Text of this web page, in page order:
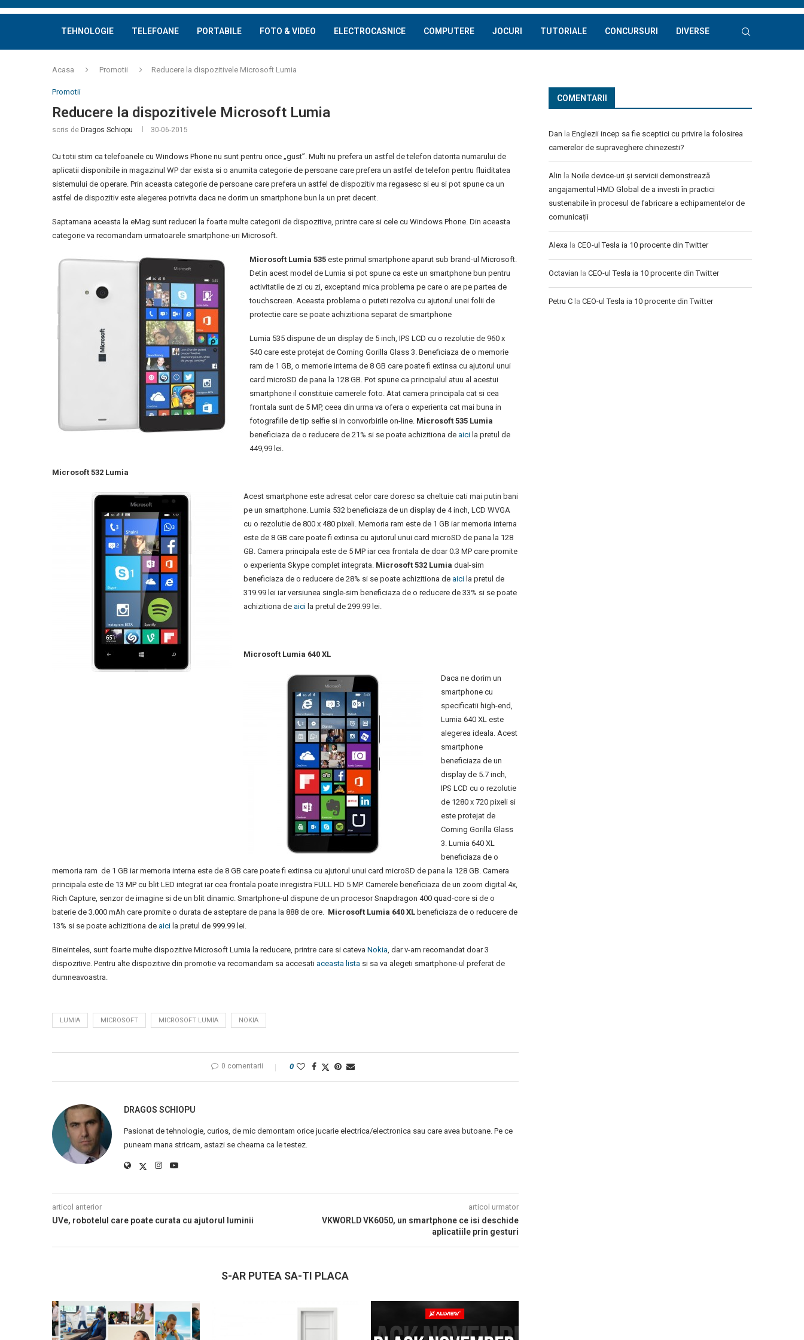
TEHNOLOGIE TELEFOANE PORTABILE FOTO & VIDEO ELECTROCASNICE COMPUTERE JOCURI TUTORIALE CONCURSURI DIVERSE
Acasa Promotii Reducere la dispozitivele Microsoft Lumia
Promotii
Reducere la dispozitivele Microsoft Lumia
scris de Dragos Schiopu 30-06-2015
Cu totii stim ca telefoanele cu Windows Phone nu sunt pentru orice „gust”. Multi nu prefera un astfel de telefon datorita numarului de
aplicatii disponibile in magazinul WP dar exista si o anumita categorie de persoane care prefera un astfel de telefon pentru fluiditatea
sistemului de operare. Prin aceasta categorie de persoane care prefera un astfel de dispozitiv ma regasesc si eu si pot spune ca un
astfel de dispozitiv este alegerea potrivita daca ne dorim un smartphone bun la un pret decent.
Saptamana aceasta la eMag sunt reduceri la foarte multe categorii de dispozitive, printre care si cele cu Windows Phone. Din aceasta
categorie va recomandam urmatoarele smartphone-uri Microsoft.
Microsoft Lumia 535 este primul smartphone aparut sub brand-ul Microsoft.
Detin acest model de Lumia si pot spune ca este un smartphone bun pentru
activitatile de zi cu zi, exceptand mica problema pe care o are pe partea de
touchscreen. Aceasta problema o puteti rezolva cu ajutorul unei folii de
protectie care se poate achizitiona separat de smartphone
Lumia 535 dispune de un display de 5 inch, IPS LCD cu o rezolutie de 960 x
540 care este protejat de Corning Gorilla Glass 3. Beneficiaza de o memorie
ram de 1 GB, o memorie interna de 8 GB care poate fi extinsa cu ajutorul unui
card microSD de pana la 128 GB. Pot spune ca principalul atuu al acestui
smartphone il constituie camerele foto. Atat camera principala cat si cea
frontala sunt de 5 MP, ceea din urma va ofera o experienta cat mai buna in
fotografiile de tip selfie si in convorbirile on-line. Microsoft 535 Lumia
beneficiaza de o reducere de 21% si se poate achizitiona de aici la pretul de
449,99 lei.
Microsoft 532 Lumia
Acest smartphone este adresat celor care doresc sa cheltuie cati mai putin bani
pe un smartphone. Lumia 532 beneficiaza de un display de 4 inch, LCD WVGA
cu o rezolutie de 800 x 480 pixeli. Memoria ram este de 1 GB iar memoria interna
este de 8 GB care poate fi extinsa cu ajutorul unui card microSD de pana la 128
GB. Camera principala este de 5 MP iar cea frontala de doar 0.3 MP care promite
o experienta Skype complet integrata. Microsoft 532 Lumia dual-sim
beneficiaza de o reducere de 28% si se poate achizitiona de aici la pretul de
319.99 lei iar versiunea single-sim beneficiaza de o reducere de 33% si se poate
achizitiona de aici la pretul de 299.99 lei.
Microsoft Lumia 640 XL
Daca ne dorim un
smartphone cu
specificatii high-end,
Lumia 640 XL este
alegerea ideala. Acest
smartphone
beneficiaza de un
display de 5.7 inch,
IPS LCD cu o rezolutie
de 1280 x 720 pixeli si
este protejat de
Corning Gorilla Glass
3. Lumia 640 XL
beneficiaza de o
memoria ram de 1 GB iar memoria interna este de 8 GB care poate fi extinsa cu ajutorul unui card microSD de pana la 128 GB. Camera
principala este de 13 MP cu blit LED integrat iar cea frontala poate inregistra FULL HD 5 MP. Camerele beneficiaza de un zoom digital 4x,
Rich Capture, senzor de imagine si de un blit dinamic. Smartphone-ul dispune de un procesor Snapdragon 400 quad-core si de o
baterie de 3.000 mAh care promite o durata de asteptare de pana la 888 de ore. Microsoft Lumia 640 XL beneficiaza de o reducere de
13% si se poate achizitiona de aici la pretul de 999.99 lei.
Bineinteles, sunt foarte multe dispozitive Microsoft Lumia la reducere, printre care si cateva Nokia, dar v-am recomandat doar 3
dispozitive. Pentru alte dispozitive din promotie va recomandam sa accesati aceasta lista si sa va alegeti smartphone-ul preferat de
dumneavoastra.
LUMIA MICROSOFT MICROSOFT LUMIA NOKIA
0 comentarii 0
DRAGOS SCHIOPU
Pasionat de tehnologie, curios, de mic demontam orice jucarie electrica/electronica sau care avea butoane. Pe ce
puneam mana stricam, astazi se cheama ca le testez.
articol anterior
UVe, robotelul care poate curata cu ajutorul luminii
articol urmator
VKWORLD VK6050, un smartphone ce isi deschide
aplicatiile prin gesturi
S-AR PUTEA SA-TI PLACA
COMENTARII
Dan la Englezii incep sa fie sceptici cu privire la folosirea
camerelor de supraveghere chinezesti?
Alin la Noile device-uri și servicii demonstrează
angajamentul HMD Global de a investi în practici
sustenabile în procesul de fabricare a echipamentelor de
comunicații
Alexa la CEO-ul Tesla ia 10 procente din Twitter
Octavian la CEO-ul Tesla ia 10 procente din Twitter
Petru C la CEO-ul Tesla ia 10 procente din Twitter